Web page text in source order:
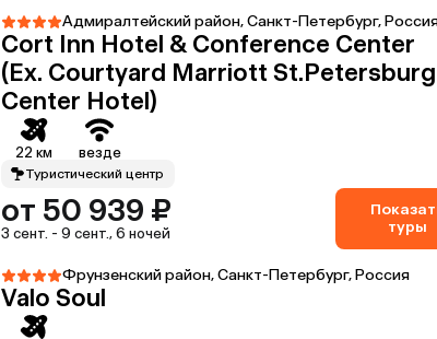
Адмиралтейский район, Санкт-Петербург,
Cort Inn Hotel & Conference Center
(Ex. Courtyard Marriott St.Petersburg
Center Hotel)
22 км везде
Туристический центр
от 50 939 ₽
3 сент. - 9 сент., 6 ночей
туры
Фрунзенский район, Санкт-Петербург, Россия
Valo Soul